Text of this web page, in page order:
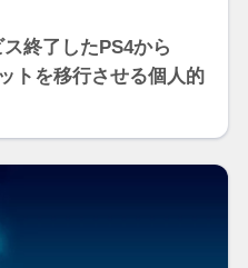
終了したPS4から
トを移行させる個人的